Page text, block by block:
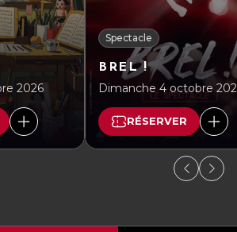
2026
Spectacle
BREL !
Dimanche 4 octobre
RÉSERVER